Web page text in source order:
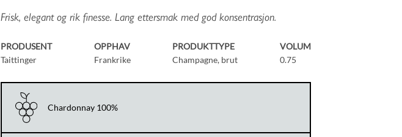
Frisk, elegant og rik finesse. Lang ettersmak med god konsentrasjon.
PRODUSENT
Taittinger
OPPHAV
Frankrike
PRODUKTTYPE
Champagne, brut
VOLUM
0.75
Chardonnay 100%